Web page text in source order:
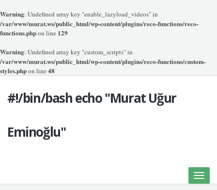
Warning: Undefined array key "enable_lazyload_videos" in
/var/www/murat.ws/public_html/wp-content/plugins/reco-functions/reco-
functions.phpon line 129
Warning: Undefined array key "custom_scripts" in
/var/www/murat.ws/public_html/wp-content/plugins/reco-functions/custom-
styles.phpon line 48
#!/bin/bash echo "Murat Uğur
Eminoğlu"
Toggle